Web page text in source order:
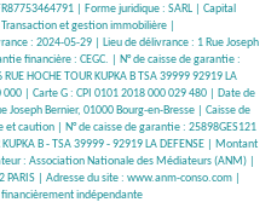
| Forme juridique : SARL | Capital
et gestion immobilière |
: 2024-05-29 | Lieu de délivrance : 1 Rue Joseph
financière : CEGC. | N° de caisse de garantie :
HOCHE TOUR KUPKA B TSA 39999 92919 LA
| Carte G : CPI 0101 2018 000 029 480 | Date de
Bernier, 01000 Bourg-en-Bresse | Caisse de
caution | N° de caisse de garantie : 25898GES121
B - TSA 39999 - 92919 LA DEFENSE | Montant
: Association Nationale des Médiateurs (ANM) |
| Adresse du site : www.anm-conso.com
indépendante